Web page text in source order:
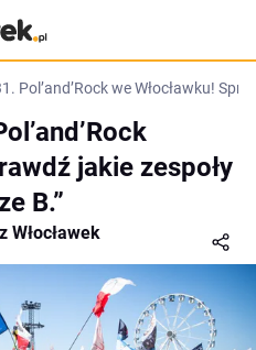
Pol’and’Rock we Włocławku!
jakie zespoły
B.”
Włocławek